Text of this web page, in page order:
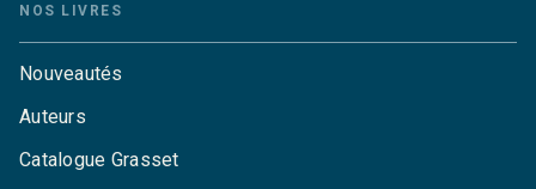
NOS LIVRES
Nouveautés
Auteurs
Catalogue Grasset